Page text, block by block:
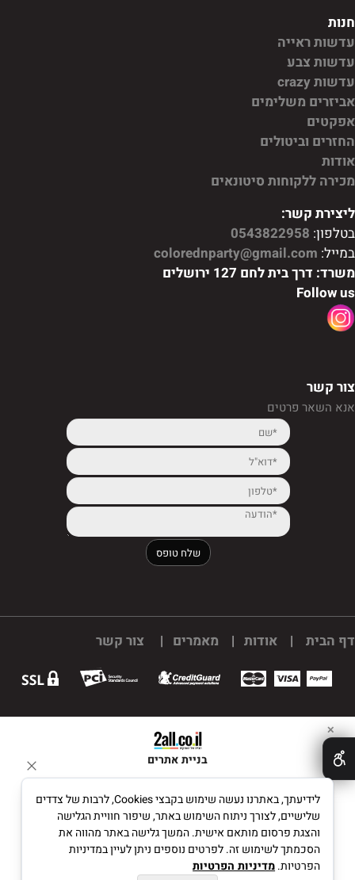
חנות
עדשות ראייה
עדשות צבע
עדשות crazy
אביזרים משלימים
אפקטים
החזרים וביטולים
אודות
מכירה ללקוחות סיטונאים
ליצירת קשר:
בטלפון: 0543822958
במייל: colorednparty@gmail.com
משרד: דרך בית לחם 127 ירושלים
Follow us
צור קשר
אנא השאר פרטים
דף הבית | אודות | מאמרים | צור קשר
בניית אתרים
✕
לידיעתך, באתרנו נעשה שימוש בקבצי Cookies, לרבות של צדדים
שלישיים, לצורך ניתוח השימוש באתר, שיפור חוויית הגלישה
והצגת פרסום מותאם אישית. המשך גלישה באתר מהווה את
הסכמתך לשימוש זה. לפרטים נוספים ניתן לעיין במדיניות
הפרטיות.מדיניות הפרטיות